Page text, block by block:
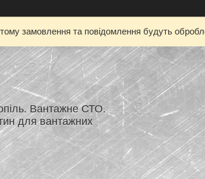
замовлення та повідомлення будуть
Вантажне СТО.
для вантажних